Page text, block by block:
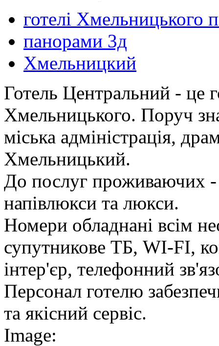
готелі Хмельницького
панорами 3д
Хмельницкий
Готель Центральний - це
Хмельницького. Поруч
міська адміністрація,
Хмельницький.
До послуг проживаючих -
напівлюкси та люкси.
Номери обладнані всім
супутникове ТБ, WI-FI,
інтер'єр, телефонний
Персонал готелю
та якісний сервіс.
Image: